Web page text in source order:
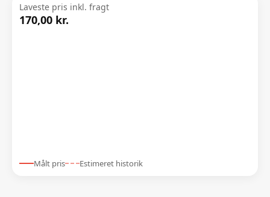
Laveste pris inkl. fragt
170,00 kr.
Målt pris Estimeret historik